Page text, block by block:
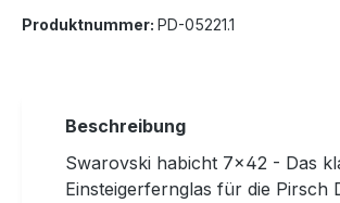
Produktnummer: PD-05221.1
Beschreibung
Swarovski habicht 7x42 - Das
Einsteigerfernglas für die Pirsch